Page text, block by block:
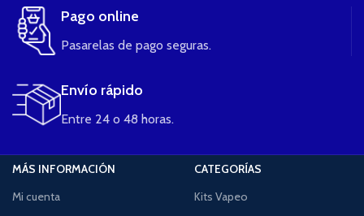
Pago online
Pasarelas de pago seguras.
Envío rápido
Entre 24 o 48 horas.
MÁS INFORMACIÓN
Mi cuenta
CATEGORÍAS
Kits Vapeo